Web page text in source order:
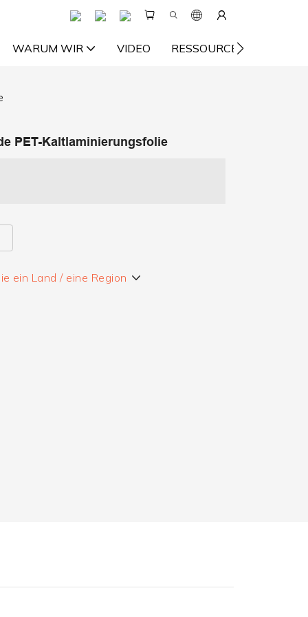
WARUM WIR VIDEO RESSOURCE
PET-Kaltlaminierungsfolie
ein Land / eine Region